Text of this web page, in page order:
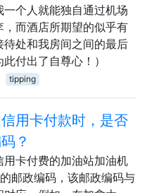
个人就能独自通过机场
而酒店所期望的似乎有
待处和我房间之间的最后
付出了自尊心！）
tipping
用卡付款时，是否
？
卡付费的加油站加油机
邮政编码，该邮政编码与